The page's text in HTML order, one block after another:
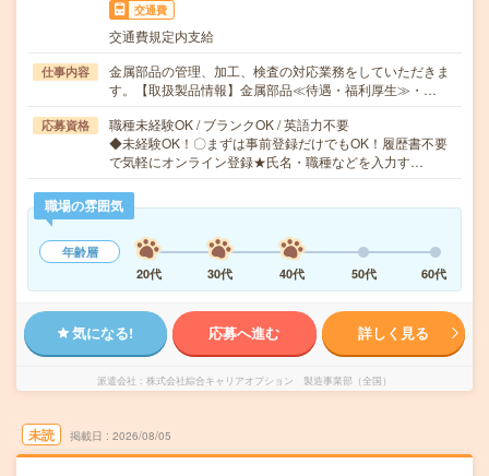
交通費
交通費規定内支給
仕事内容
金属部品の管理、加工、検査の対応業務をしていただきま
す。【取扱製品情報】金属部品≪待遇・福利厚生≫・…
応募資格
職種未経験OK / ブランクOK / 英語力不要
◆未経験OK！〇まずは事前登録だけでもOK！履歴書不要
で気軽にオンライン登録★氏名・職種などを入力す…
職場の雰囲気
年齢層
20代
30代 40代 50代 60代
気になる! 応募へ進む 詳しく見る
派遣会社 株式会社綜合キャリアオプション 製造事業部（全国）
未読 掲載日 2026/08/05